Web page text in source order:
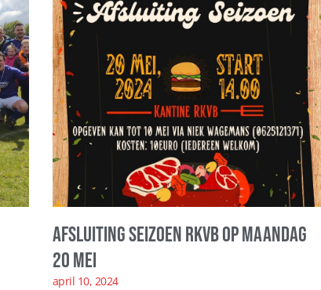
Afsluiting seizoen RKVB op maandag
20 mei
april 10, 2024